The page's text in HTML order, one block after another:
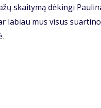
skaitymą dėkingi
labiau mus visus